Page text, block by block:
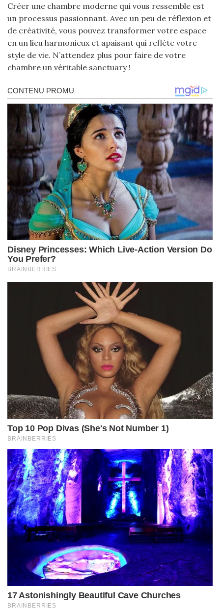
Créer une chambre moderne qui vous ressemble est
un processus passionnant. Avec un peu de réflexion et
de créativité, vous pouvez transformer votre espace
en un lieu harmonieux et apaisant qui reflète votre
style de vie. N’attendez plus pour faire de votre
chambre un véritable sanctuary !